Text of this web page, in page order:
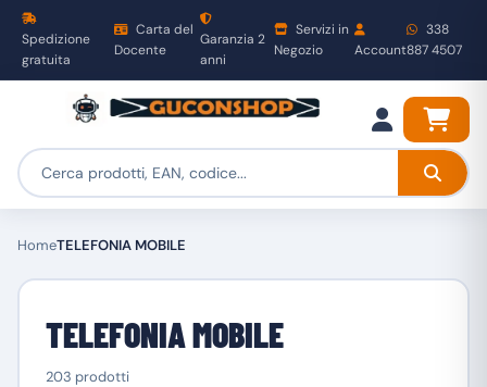
Spedizione
gratuita
Carta del
Docente
Garanzia 2
anni
Servizi in
Negozio
Account
338
887 4507
HomeTELEFONIA MOBILE
TELEFONIA MOBILE
203 prodotti